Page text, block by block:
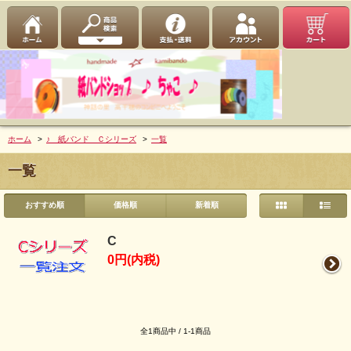
ホーム > ♪ 紙バンド Ｃシリーズ > 一覧
一覧
おすすめ順 価格順 新着順
C
0円(内税)
全1商品中 / 1-1商品